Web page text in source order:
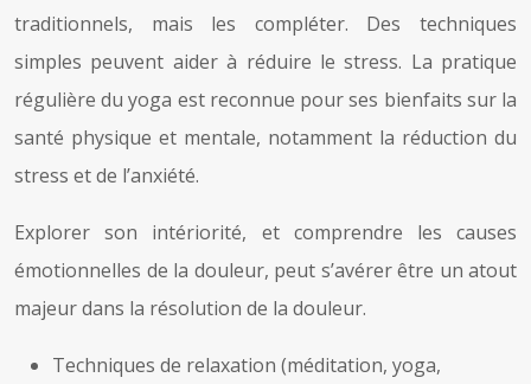
traditionnels, mais les compléter. Des techniques
simples peuvent aider à réduire le stress. La pratique
régulière du yoga est reconnue pour ses bienfaits sur la
santé physique et mentale, notamment la réduction du
stress et de l’anxiété.
Explorer son intériorité, et comprendre les causes
émotionnelles de la douleur, peut s’avérer être un atout
majeur dans la résolution de la douleur.
Techniques de relaxation (méditation, yoga,